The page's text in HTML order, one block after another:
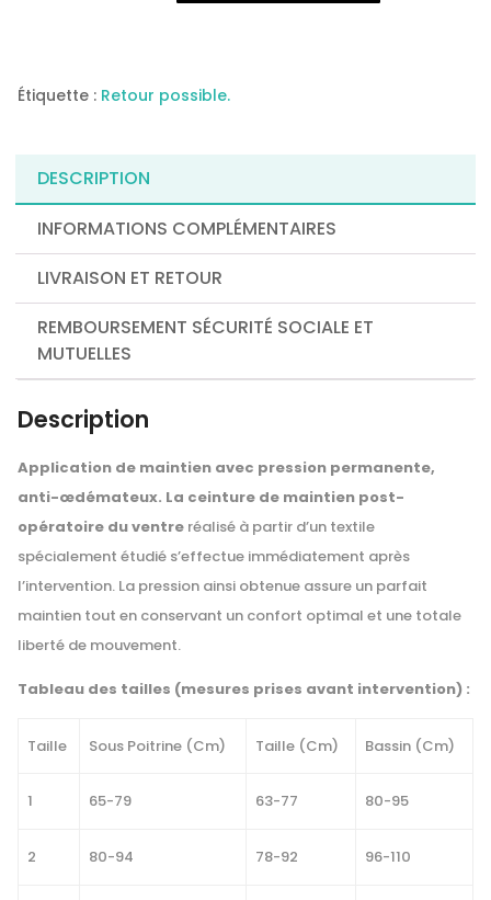
(S/005)
Étiquette : Retour possible.
DESCRIPTION
INFORMATIONS COMPLÉMENTAIRES
LIVRAISON ET RETOUR
REMBOURSEMENT SÉCURITÉ SOCIALE ET
MUTUELLES
Description
Application de maintien avec pression permanente,
anti-œdémateux. La ceinture de maintien post-
opératoire du ventre réalisé à partir d’un textile
spécialement étudié s’effectue immédiatement après
l’intervention. La pression ainsi obtenue assure un parfait
maintien tout en conservant un confort optimal et une totale
liberté de mouvement.
Tableau des tailles (mesures prises avant intervention) :
Taille Sous Poitrine (Cm) Taille (Cm) Bassin (Cm)
1 65-79 63-77 80-95
2 80-94 78-92 96-110